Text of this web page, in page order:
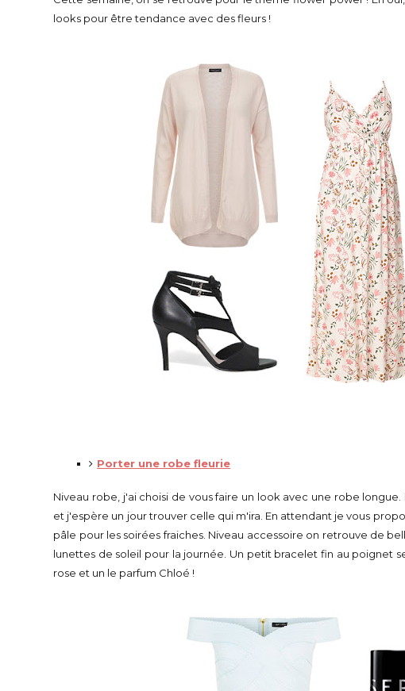
looks pour être tendance avec des fleurs !
Porter une robe fleurie
Niveau robe, j'ai choisi de vous faire un look avec une robe
et j'espère un jour trouver celle qui m'ira. En attendant je vous
pâle pour les soirées fraiches. Niveau accessoire on retrouve de
lunettes de soleil pour la journée. Un petit bracelet fin au poignet
rose et un le parfum Chloé !